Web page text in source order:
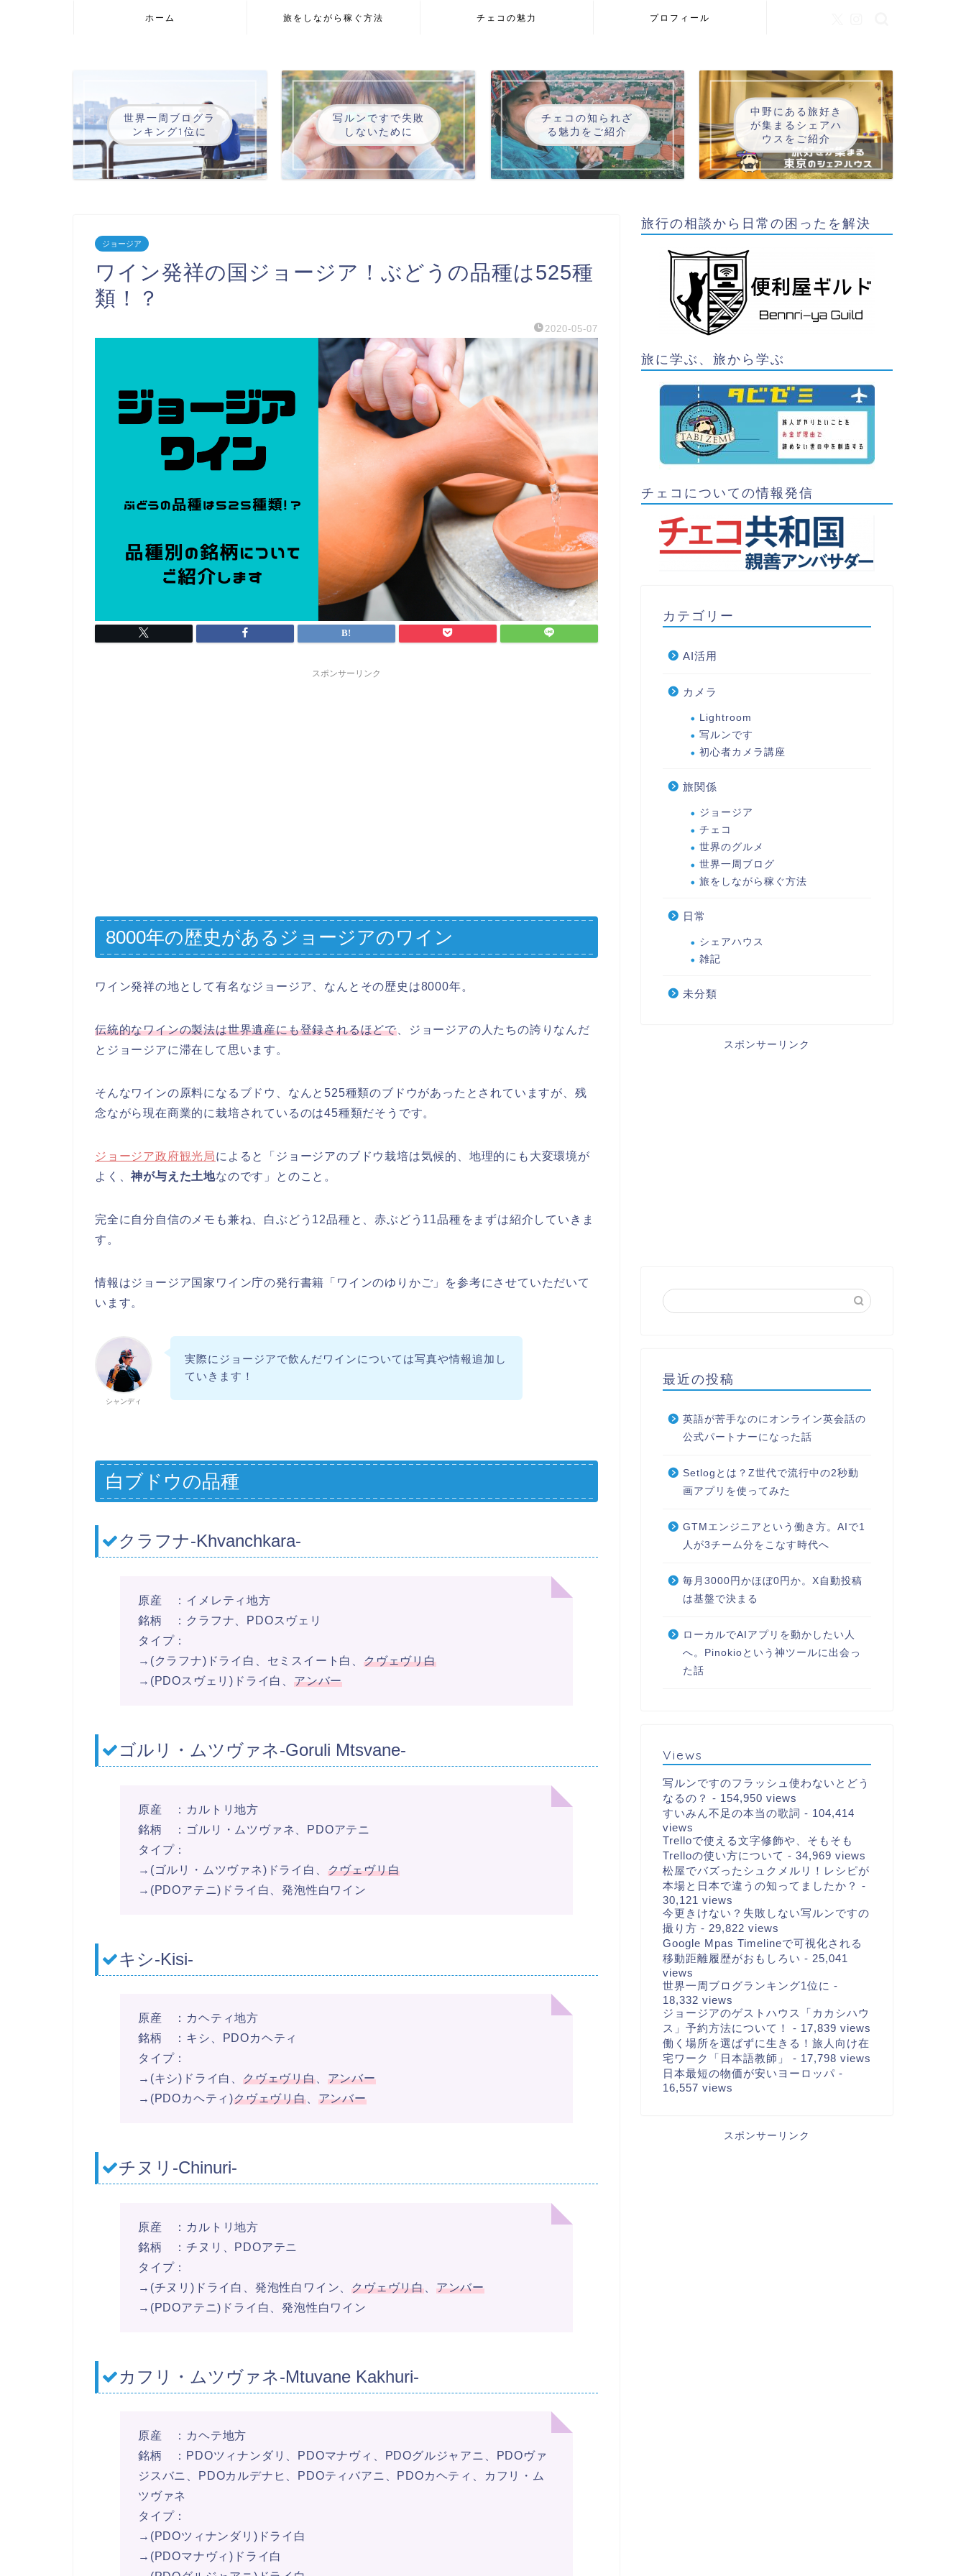
ホーム 旅をしながら稼ぐ方法 チェコの魅力 プロフィール
世界一周ブログラ
ンキング1位に
写ルンですで失敗
しないために
チェコの知られざ
る魅力をご紹介
中野にある旅好き
が集まるシェアハ
ウスをご紹介
ジョージア
ワイン発祥の国ジョージア！ぶどうの品種は525種
類！？
2020-05-07
スポンサーリンク
8000年の歴史があるジョージアのワイン
ワイン発祥の地として有名なジョージア、なんとその歴史は8000年。
伝統的なワインの製法は世界遺産にも登録されるほどで 、ジョージアの人たちの誇りなんだ
とジョージアに滞在して思います。
そんなワインの原料になるブドウ、なんと525種類のブドウがあったとされていますが、残
念ながら現在商業的に栽培されているのは45種類だそうです。
ジョージア政府観光局によると「ジョージアのブドウ栽培は気候的、地理的にも大変環境が
よく、神が与えた土地なのです」とのこと。
完全に自分自信のメモも兼ね、白ぶどう12品種と、赤ぶどう11品種をまずは紹介していきま
す。
情報はジョージア国家ワイン庁の発行書籍「ワインのゆりかご」を参考にさせていただいて
います。
シャンディ
実際にジョージアで飲んだワインについては写真や情報追加し
ていきます！
白ブドウの品種
クラフナ-Khvanchkara-
原産 ：イメレティ地方
銘柄 ：クラフナ、PDOスヴェリ
タイプ：
→(クラフナ)ドライ白、セミスイート白、 クヴェヴリ白
→(PDOスヴェリ)ドライ白、 アンバー
ゴルリ・ムツヴァネ-Goruli Mtsvane-
原産 ：カルトリ地方
銘柄 ：ゴルリ・ムツヴァネ、PDOアテニ
タイプ：
→(ゴルリ・ムツヴァネ)ドライ白、 クヴェヴリ白
→(PDOアテニ)ドライ白、発泡性白ワイン
キシ-Kisi-
原産 ：カヘティ地方
銘柄 ：キシ、PDOカヘティ
タイプ：
→(キシ)ドライ白、 クヴェヴリ白、 アンバー
→(PDOカヘティ)クヴェヴリ白、 アンバー
チヌリ-Chinuri-
原産 ：カルトリ地方
銘柄 ：チヌリ、PDOアテニ
タイプ：
→(チヌリ)ドライ白、発泡性白ワイン、クヴェヴリ白
アンバー
→(PDOアテニ)ドライ白、発泡性白ワイン
カフリ・ムツヴァネ-Mtuvane Kakhuri-
原産 ：カヘテ地方
銘柄 ：PDOツィナンダリ、PDOマナヴィ、PDOグルジャアニ、PDOヴァ
ジスバニ、PDOカルデナヒ、PDOティバアニ、PDOカヘティ、カフリ・ム
ツヴァネ
タイプ：
→(PDOツィナンダリ)ドライ白
→(PDOマナヴィ)ドライ白
旅行の相談から日常の困ったを解決
旅に学ぶ、旅から学ぶ
チェコについての情報発信
カテゴリー
AI活用
カメラ
Lightroom
写ルンです
初心者カメラ講座
旅関係
ジョージア
チェコ
世界のグルメ
世界一周ブログ
旅をしながら稼ぐ方法
日常
シェアハウス
雑記
未分類
スポンサーリンク
最近の投稿
英語が苦手なのにオンライン英会話の
公式パートナーになった話
Setlogとは？Z世代で流行中の2秒動
画アプリを使ってみた
GTMエンジニアという働き方。AIで1
人が3チーム分をこなす時代へ
毎月3000円かほぼ0円か。X自動投稿
は基盤で決まる
ローカルでAIアプリを動かしたい人
へ。Pinokioという神ツールに出会っ
た話
Views
写ルンですのフラッシュ使わないとどう
なるの？ - 154,950 views
すいみん不足の本当の歌詞 - 104,414
views
Trelloで使える文字修飾や、そもそも
Trelloの使い方について - 34,969 views
松屋でバズったシュクメルリ！レシピが
本場と日本で違うの知ってましたか？ -
30,121 views
今更きけない？失敗しない写ルンですの
撮り方 - 29,822 views
Google Mpas Timelineで可視化される
移動距離履歴がおもしろい - 25,041
views
世界一周ブログランキング1位に -
18,332 views
ジョージアのゲストハウス「カカシハウ
ス」予約方法について！
- 17,839 views
働く場所を選ばずに生きる！旅人向け在
宅ワーク「日本語教師」
- 17,798 views
日本最短の物価が安いヨーロッパ-
16,557 views
スポンサーリンク